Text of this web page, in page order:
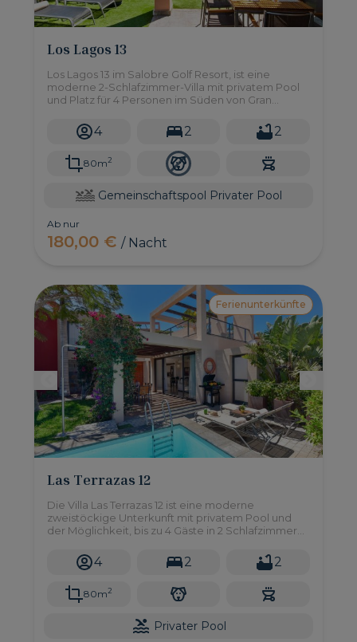
Los Lagos 13
Los Lagos 13 im Salobre Golf Resort, ist eine
moderne 2-Schlafzimmer-Villa mit privatem Pool
und Platz für 4 Personen im Süden von Gran
4 2 2
80m2
Gemeinschaftspool Privater Pool
Ab nur
180,00 €/ Nacht
Ferienunterkünfte
Las Terrazas 12
Die Villa Las Terrazas 12 ist eine moderne
zweistöckige Unterkunft mit privatem Pool und
der Möglichkeit, bis zu 4 Gäste in 2 Schlafzimmern
im Salobre Golf Resort.
4 2 2
80m2
Privater Pool